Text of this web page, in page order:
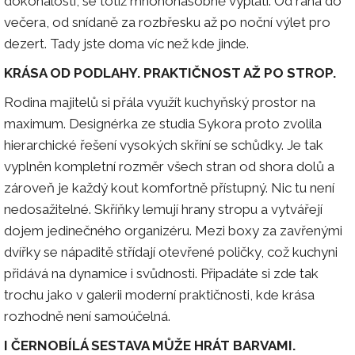
večera, od snídaně za rozbřesku až po noční výlet pro
dezert. Tady jste doma víc než kde jinde.
KRÁSA OD PODLAHY. PRAKTIČNOST AŽ PO STROP.
Rodina majitelů si přála využít kuchyňský prostor na
maximum. Designérka ze studia Sykora proto zvolila
hierarchické řešení vysokých skříní se schůdky. Je tak
vyplněn kompletní rozměr všech stran od shora dolů a
zároveň je každý kout komfortně přístupný. Nic tu není
nedosažitelné. Skříňky lemují hrany stropu a vytvářejí
dojem jedinečného organizéru. Mezi boxy za zavřenými
dvířky se nápaditě střídají otevřené poličky, což kuchyni
přidává na dynamice i svůdnosti. Připadáte si zde tak
trochu jako v galerii moderní praktičnosti, kde krása
rozhodně není samoúčelná.
I ČERNOBÍLÁ SESTAVA MŮŽE HRÁT BARVAMI.